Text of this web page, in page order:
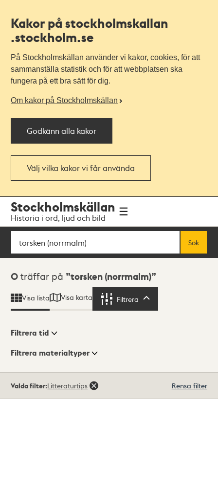
Kakor på stockholmskallan
.stockholm.se
På Stockholmskällan använder vi kakor, cookies, för att
sammanställa statistik och för att webbplatsen ska
fungera på ett bra sätt för dig.
Om kakor på Stockholmskällan
Godkänn alla kakor
Välj vilka kakor vi får använda
navigationen
huvudinnehållet
Stockholmskällan
Historia i ord, ljud och bild
Sök
Sök
Sökresultat
0 träffar på torsken (norrmalm)
Visa lista Visa karta Filtrera
Visningsläge
Filtrera tid
Filtrera materialtyper
träffar
Valda filter:Litteraturtips Rensa filter